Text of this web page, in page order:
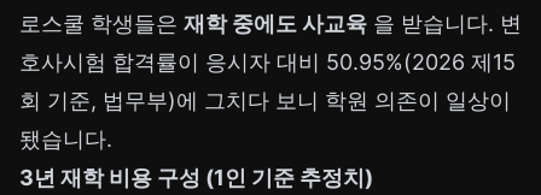
로스쿨 학생들은 재학 중에도 사교육 을 받습니다. 변
호사시험 합격률이 응시자 대비 50.95%(2026 제15
회 기준, 법무부)에 그치다 보니 학원 의존이 일상이
됐습니다.
3년 재학 비용 구성 (1인 기준 추정치)